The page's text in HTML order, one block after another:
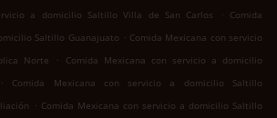
a domicilio Saltillo Villa de San Carlos
. Comida
Saltillo Guanajuato . Comida Mexicana con servicio
Norte
.
Comida Mexicana con servicio a domicilio
.
Comida Mexicana con servicio a domicilio Saltillo
. Comida Mexicana con servicio a domicilio Saltillo